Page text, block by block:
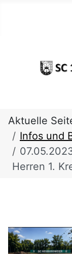
Aktuelle
Infos und
Herren 1.